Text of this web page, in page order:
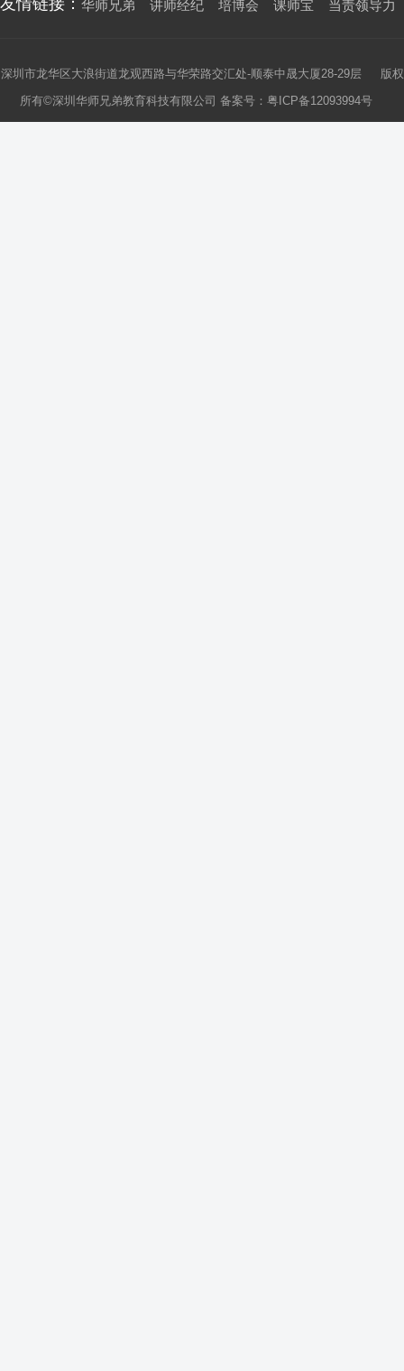
友情链接： 华师兄弟 讲师经纪 培博会 课师宝 当责领导力
深圳市龙华区大浪街道龙观西路与华荣路交汇处-顺泰中晟大厦28-29层 版权
所有©深圳华师兄弟教育科技有限公司 备案号： 粤ICP备12093994号